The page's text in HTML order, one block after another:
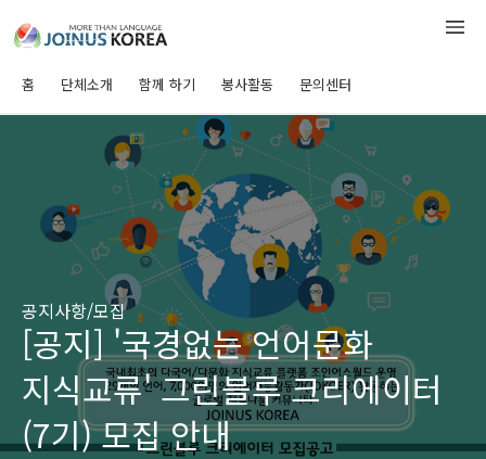
홈 단체소개 함께 하기 봉사활동 문의센터
공지사항/모집
[공지] '국경없는 언어문화
지식교류' 그린블루 크리에이터
(7기) 모집 안내